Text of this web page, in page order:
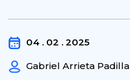
04 . 02 . 2025
Gabriel Arrieta Padilla